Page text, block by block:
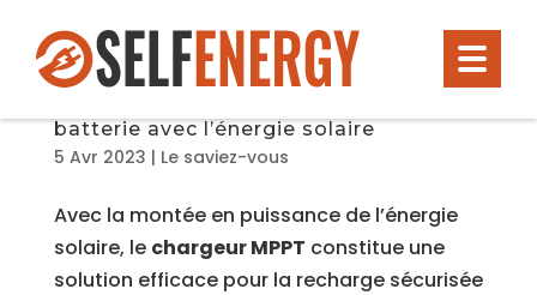
Chargeur MPPT : la solution
batterie avec l’énergie solaire
5 Avr 2023 | Le saviez-vous
Avec la montée en puissance de l’énergie
solaire, le chargeur MPPT constitue une
solution efficace pour la recharge sécurisée